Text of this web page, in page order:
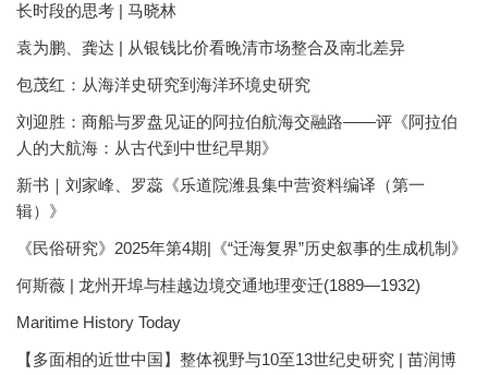
长时段的思考 | 马晓林
袁为鹏、龚达 | 从银钱比价看晚清市场整合及南北差异
包茂红：从海洋史研究到海洋环境史研究
刘迎胜：商船与罗盘见证的阿拉伯航海交融路——评《阿拉伯
人的大航海：从古代到中世纪早期》
新书｜刘家峰、罗蕊《乐道院潍县集中营资料编译（第一
辑）》
《民俗研究》2025年第4期|《“迁海复界”历史叙事的生成机制》
何斯薇 | 龙州开埠与桂越边境交通地理变迁(1889—1932)
Maritime History Today
【多面相的近世中国】整体视野与10至13世纪史研究 | 苗润博